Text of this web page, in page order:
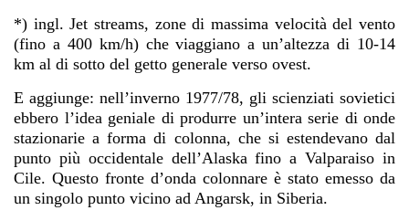
*) ingl. Jet streams, zone di massima velocità del vento
(fino a 400 km/h) che viaggiano a un’altezza di 10-14
km al di sotto del getto generale verso ovest.
E aggiunge: nell’inverno 1977/78, gli scienziati sovietici
ebbero l’idea geniale di produrre un’intera serie di onde
stazionarie a forma di colonna, che si estendevano dal
punto più occidentale dell’Alaska fino a Valparaiso in
Cile. Questo fronte d’onda colonnare è stato emesso da
un singolo punto vicino ad Angarsk, in Siberia.